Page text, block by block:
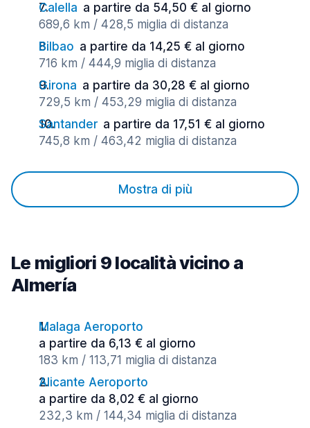
Calella a partire da 54,50 € al giorno
689,6 km / 428,5 miglia di distanza
Bilbao a partire da 14,25 € al giorno
716 km / 444,9 miglia di distanza
Girona a partire da 30,28 € al giorno
729,5 km / 453,29 miglia di distanza
Santander a partire da 17,51 € al giorno
745,8 km / 463,42 miglia di distanza
Mostra di più
Le migliori 9 località vicino a
Almería
Malaga Aeroporto
a partire da 6,13 € al giorno
183 km / 113,71 miglia di distanza
Alicante Aeroporto
a partire da 8,02 € al giorno
232,3 km / 144,34 miglia di distanza